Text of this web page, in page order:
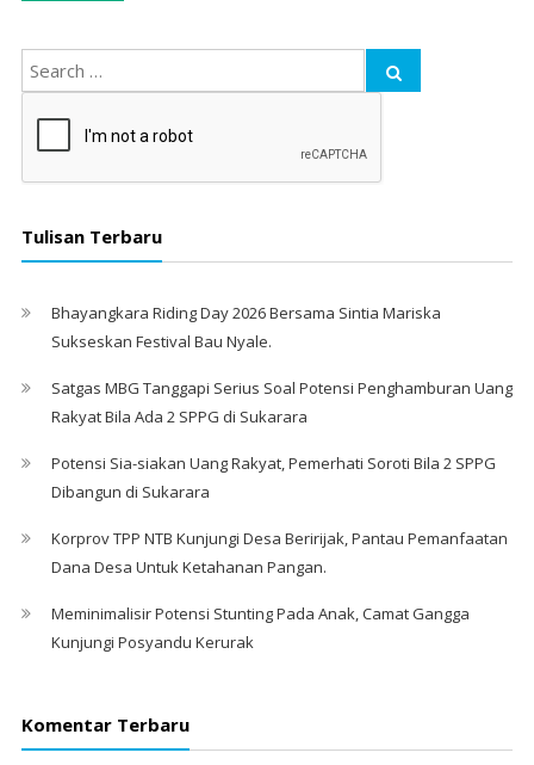
Tulisan Terbaru
Bhayangkara Riding Day 2026 Bersama Sintia Mariska
Sukseskan Festival Bau Nyale. ‎
Satgas MBG Tanggapi Serius Soal Potensi Penghamburan Uang
Rakyat Bila Ada 2 SPPG di Sukarara
Potensi Sia-siakan Uang Rakyat, Pemerhati Soroti Bila 2 SPPG
Dibangun di Sukarara
Korprov TPP NTB Kunjungi Desa Beririjak, Pantau Pemanfaatan
Dana Desa Untuk Ketahanan Pangan.
Meminimalisir Potensi Stunting Pada Anak, Camat Gangga
Kunjungi Posyandu Kerurak
Komentar Terbaru